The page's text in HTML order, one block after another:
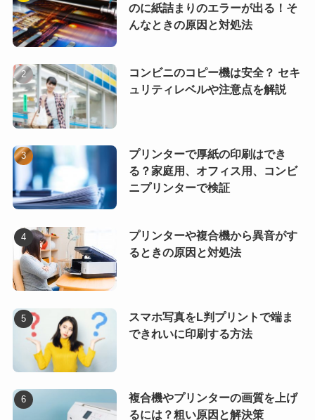
のに紙詰まりのエラーが出る！そ
んなときの原因と対処法
コンビニのコピー機は安全？ セキ
ュリティレベルや注意点を解説
プリンターで厚紙の印刷はでき
る？家庭用、オフィス用、コンビ
ニプリンターで検証
プリンターや複合機から異音がす
るときの原因と対処法
スマホ写真をL判プリントで端ま
できれいに印刷する方法
複合機やプリンターの画質を上げ
るには？粗い原因と解決策